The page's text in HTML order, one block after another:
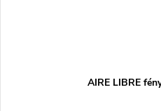
AIRE LIBRE